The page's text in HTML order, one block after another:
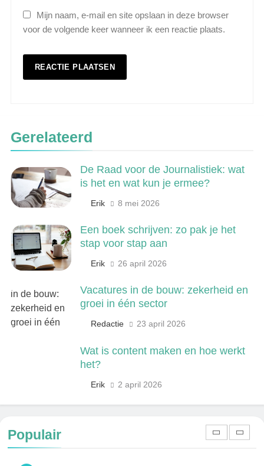
Mijn naam, e-mail en site opslaan in deze browser
voor de volgende keer wanneer ik een reactie plaats.
Gerelateerd
De Raad voor de Journalistiek: wat
is het en wat kun je ermee?
Erik 8 mei 2026
Een boek schrijven: zo pak je het
stap voor stap aan
Erik 26 april 2026
Vacatures in de bouw: zekerheid en
groei in één sector
Redactie 23 april 2026
Wat is content maken en hoe werkt
het?
Erik 2 april 2026
Populair
5
De 538 Ochtendshow: dit moet je
weten over het populairste
ochtendduo van Nederland
MEDIA EN COMMUNICATIE
7
Kwantitatief of kwalitatief
onderzoek: wat is het verschil?
Wat verdient een machine
operator? Salaris, factoren en
doorgroeimogelijkheden
TECHNIEK, PRODUCTIE EN BOUW